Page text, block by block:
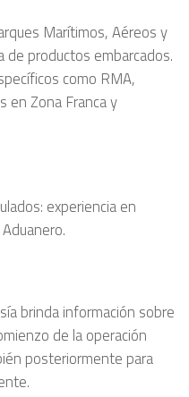
Marítimos, Aéreos y
de productos embarcados.
como RMA,
en Zona Franca y
experiencia en
brinda información sobre
de la operación
posteriormente para